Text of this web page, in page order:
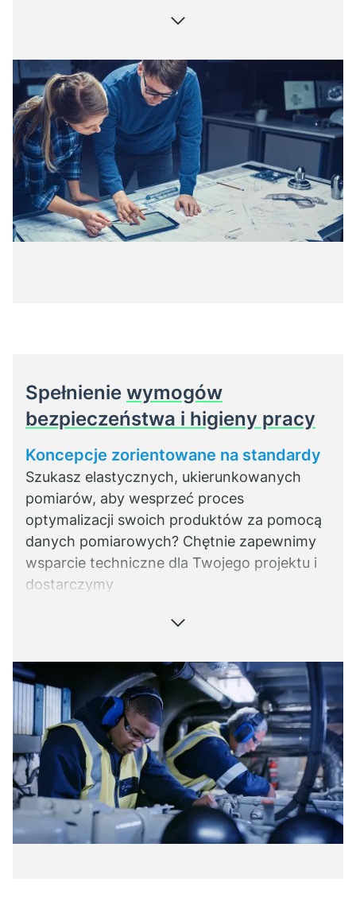
Spełnienie wymogów
bezpieczeństwa i higieny pracy
Koncepcje zorientowane na standardy
Szukasz elastycznych, ukierunkowanych
pomiarów, aby wesprzeć proces
optymalizacji swoich produktów za pomocą
danych pomiarowych? Chętnie zapewnimy
wsparcie techniczne dla Twojego projektu i
dostarczymy